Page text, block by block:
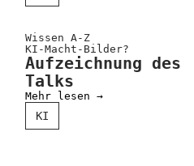
Wissen A-Z
KI-Macht-Bilder?
Aufzeichnung des
Talks
Mehr lesen →
KI